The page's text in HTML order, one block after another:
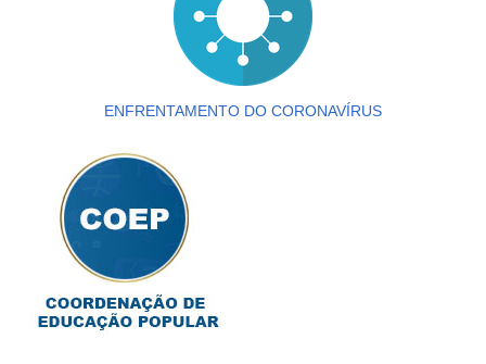
ENFRENTAMENTO DO CORONAVÍRUS